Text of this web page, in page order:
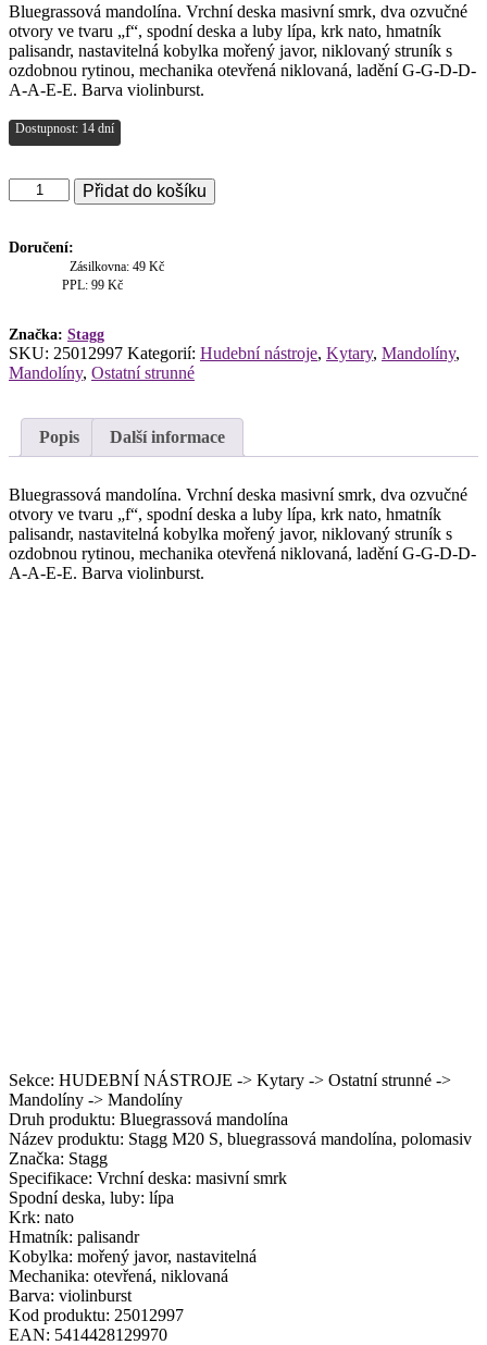
Bluegrassová mandolína. Vrchní deska masivní smrk, dva ozvučné
otvory ve tvaru „f“, spodní deska a luby lípa, krk nato, hmatník
palisandr, nastavitelná kobylka mořený javor, niklovaný struník s
ozdobnou rytinou, mechanika otevřená niklovaná, ladění G-G-D-D-
A-A-E-E. Barva violinburst.
Dostupnost: 14 dní
Stagg
M20
bluegrassová
mandolína,
polomasiv
Přidat do košíku
Doručení:
Zásilkovna: 49 Kč
PPL: 99 Kč
Značka: Stagg
SKU: 25012997 Kategorií: Hudební nástroje, Kytary, Mandolíny,
Mandolíny, Ostatní strunné
Popis Další informace
Bluegrassová mandolína. Vrchní deska masivní smrk, dva ozvučné
otvory ve tvaru „f“, spodní deska a luby lípa, krk nato, hmatník
palisandr, nastavitelná kobylka mořený javor, niklovaný struník s
ozdobnou rytinou, mechanika otevřená niklovaná, ladění G-G-D-D-
A-A-E-E. Barva violinburst.
Sekce: HUDEBNÍ NÁSTROJE -> Kytary -> Ostatní strunné ->
Mandolíny -> Mandolíny
Druh produktu: Bluegrassová mandolína
Název produktu: Stagg M20 S, bluegrassová mandolína, polomasiv
Značka: Stagg
Specifikace: Vrchní deska: masivní smrk
Spodní deska, luby: lípa
Krk: nato
Hmatník: palisandr
Kobylka: mořený javor, nastavitelná
Mechanika: otevřená, niklovaná
Barva: violinburst
Kod produktu: 25012997
EAN: 5414428129970